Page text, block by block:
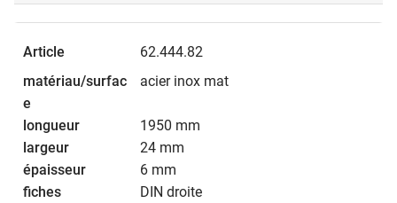
62.444.82
acier inox mat
1950 mm
24 mm
6 mm
DIN droite